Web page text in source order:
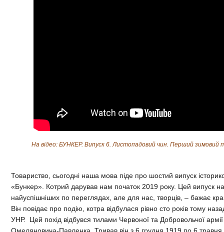
На відео: БУНКЕР. Випуск 6. Листопадовий чин. Перший зимовий
Товариство, сьогодні наша мова піде про шостий випуск
«Бункер». Котрий дарував нам початок 2019 року. Цей випуск
найуспішніших по переглядах, але для нас, творців, – бажає
Він повідає про подію, котра відбулася рівно сто років тому
УНР. Цей похід відбувся тилами Червоної та Добровольчої